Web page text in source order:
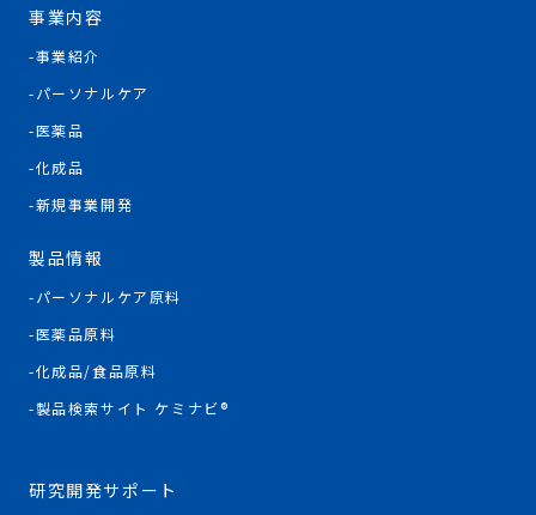
事業内容
事業紹介
パーソナルケア
医薬品
化成品
新規事業開発
製品情報
パーソナルケア原料
医薬品原料
化成品/食品原料
製品検索サイト ケミナビ®
研究開発サポート